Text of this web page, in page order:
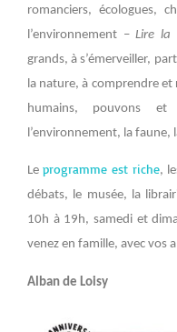
romanciers, écologues,
l’environnement –Lire la
grands, à s’émerveiller,
la nature, à comprendre
humains, pouvons
l’environnement, la faune,
Le programme est riche,
débats, le musée, la
10h à 19h, samedi et
venez en famille, avec vos
Alban de Loisy